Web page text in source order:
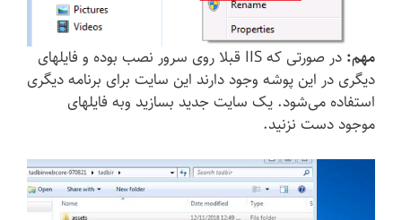
مهم:
در صورتی که IIS قبلا روی سرور نصب بوده و فایلهای
دیگری در این پوشه وجود دارند این سایت برای برنامه دیگری
استفاده می‌شود. یک سایت جدید بسازید وبه فایلهای
موجود دست نزنید.